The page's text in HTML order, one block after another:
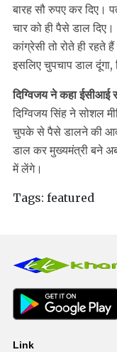
बारह सौ रुपए कर दिए।
चार को ही पैसे डाल
कांग्रेसी तो रोते ही रहते
इसलिए चुपचाप डाल दूंगा,
दिग्विजय ने कहा ईसीआई
दिग्विजय सिंह ने सोशल
चुपके से पैसे डालने की
डाल कर मुख्यमंत्री बने
में लेंगे।
Tags: featured
Link